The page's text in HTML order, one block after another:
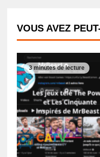
VOUS AVEZ
3 minutes de lecture